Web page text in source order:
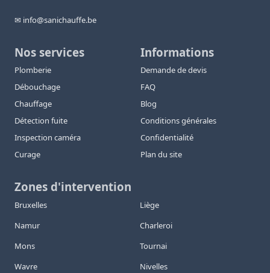
✉ info@sanichauffe.be
Nos services
Plomberie
Débouchage
Chauffage
Détection fuite
Inspection caméra
Curage
Informations
Demande de devis
FAQ
Blog
Conditions générales
Confidentialité
Plan du site
Zones d'intervention
Bruxelles
Liège
Namur
Charleroi
Mons
Tournai
Wavre
Nivelles